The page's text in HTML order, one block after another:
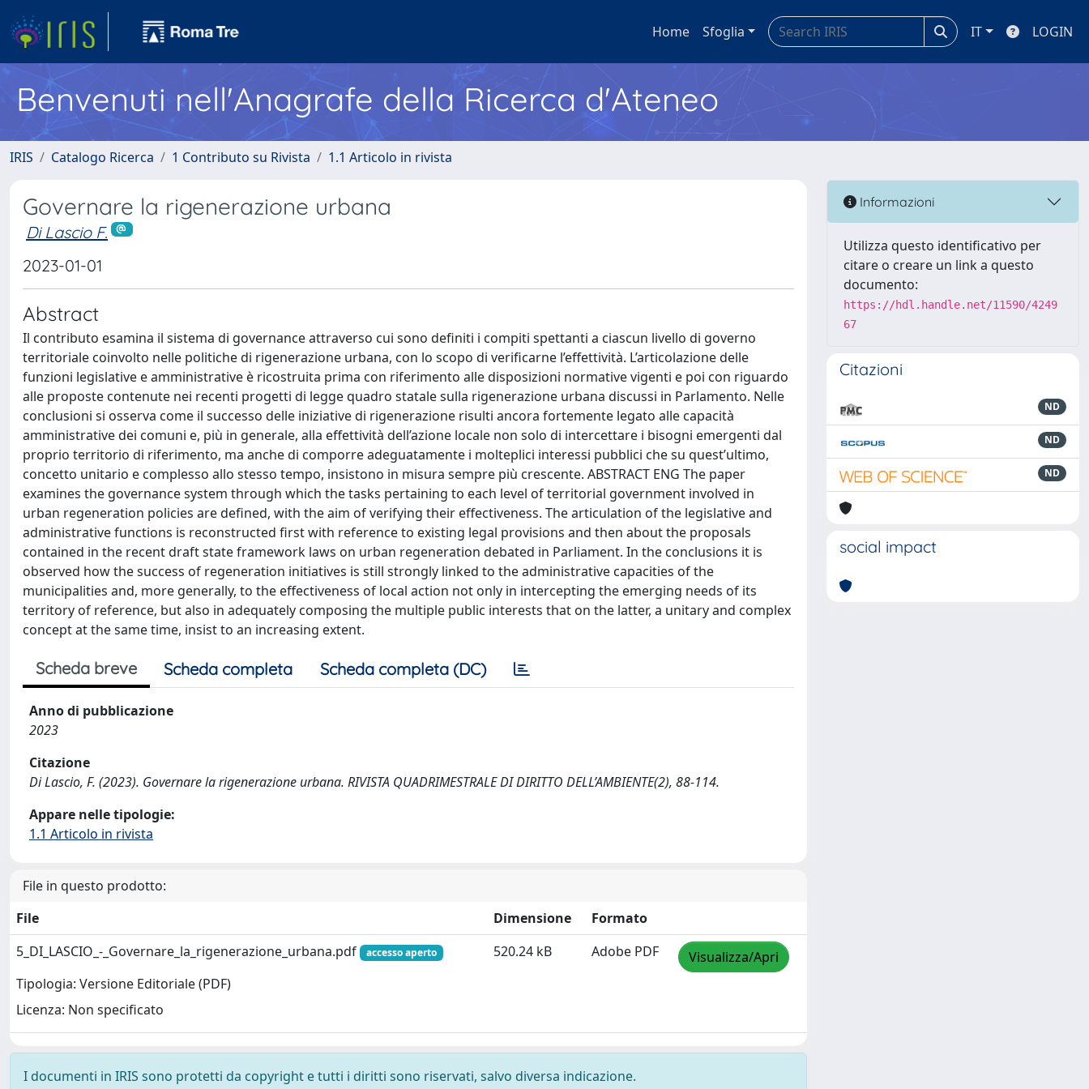
Home Sfoglia IT LOGIN
Benvenuti nell'Anagrafe della Ricerca d'Ateneo
IRIS Catalogo Ricerca 1 Contributo su Rivista 1.1 Articolo in rivista
Governare la rigenerazione urbana
Di Lascio F.
2023-01-01
Abstract
Il contributo esamina il sistema di governance attraverso cui sono definiti i compiti spettanti a ciascun livello di governo
territoriale coinvolto nelle politiche di rigenerazione urbana, con lo scopo di verificarne l’effettività. L’articolazione delle
funzioni legislative e amministrative è ricostruita prima con riferimento alle disposizioni normative vigenti e poi con riguardo
alle proposte contenute nei recenti progetti di legge quadro statale sulla rigenerazione urbana discussi in Parlamento. Nelle
conclusioni si osserva come il successo delle iniziative di rigenerazione risulti ancora fortemente legato alle capacità
amministrative dei comuni e, più in generale, alla effettività dell’azione locale non solo di intercettare i bisogni emergenti dal
proprio territorio di riferimento, ma anche di comporre adeguatamente i molteplici interessi pubblici che su quest’ultimo,
concetto unitario e complesso allo stesso tempo, insistono in misura sempre più crescente. ABSTRACT ENG The paper
examines the governance system through which the tasks pertaining to each level of territorial government involved in
urban regeneration policies are defined, with the aim of verifying their effectiveness. The articulation of the legislative and
administrative functions is reconstructed first with reference to existing legal provisions and then about the proposals
contained in the recent draft state framework laws on urban regeneration debated in Parliament. In the conclusions it is
observed how the success of regeneration initiatives is still strongly linked to the administrative capacities of the
municipalities and, more generally, to the effectiveness of local action not only in intercepting the emerging needs of its
territory of reference, but also in adequately composing the multiple public interests that on the latter, a unitary and complex
concept at the same time, insist to an increasing extent.
Scheda breve Scheda completa Scheda completa (DC)
Anno di pubblicazione
2023
Citazione
Di Lascio, F. (2023). Governare la rigenerazione urbana. RIVISTA QUADRIMESTRALE DI DIRITTO DELL’AMBIENTE(2), 88-114.
Appare nelle tipologie:
1.1 Articolo in rivista
File in questo prodotto:
File
Dimensione
Formato
5_DI_LASCIO_-_Governare_la_rigenerazione_urbana.pdf
accesso aperto
Tipologia: Versione Editoriale (PDF)
Licenza: Non specificato
520.24 kB Adobe PDF Visualizza/Apri
I documenti in IRIS sono protetti da copyright e tutti i diritti sono riservati, salvo diversa indicazione.
Informazioni
Utilizza questo identificativo per
citare o creare un link a questo
documento:
https://hdl.handle.net/11590/4249
67
Citazioni
ND
ND
ND
social impact